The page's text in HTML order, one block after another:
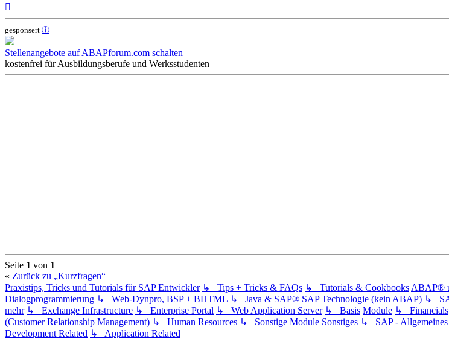
gesponsert ⓘ
Stellenangebote auf ABAPforum.com schalten
kostenfrei für Ausbildungsberufe und Werksstudenten
Seite 1 von 1
« Zurück zu „Kurzfragen“
Praxistips, Tricks und Tutorials für SAP Entwickler ↳ Tips + Tricks & FAQs ↳ Tutorials & Cookbooks ABAP®
Dialogprogrammierung ↳ Web-Dynpro, BSP + BHTML ↳ Java & SAP® SAP Technologie (kein ABAP) ↳
mehr ↳ Exchange Infrastructure ↳ Enterprise Portal ↳ Web Application Server ↳ Basis Module ↳ Financials
(Customer Relationship Management) ↳ Human Resources ↳ Sonstige Module Sonstiges ↳ SAP - Allgemeines
Development Related ↳ Application Related